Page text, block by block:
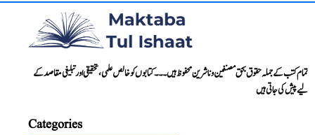
تمام کتب کے جملہ حقوق بحق مصنفین و ناشرین محفوظ ہیں۔۔۔ کتابوں کو خالص علمی، تحقیقی اور تبلیغی مقاصد کے
لیے پیش کی جاتی ہیں
Categories